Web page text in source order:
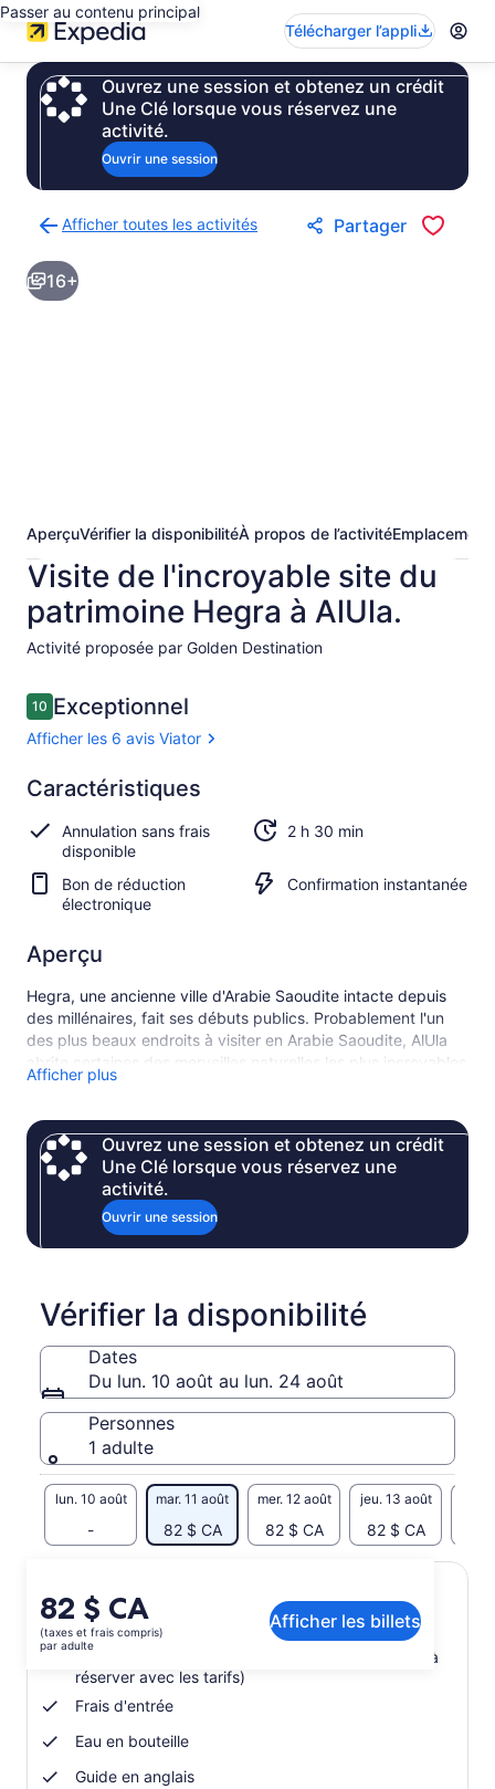
Passer au contenu principal
Télécharger l’appli
Ouvrez une session et obtenez un crédit
Une Clé lorsque vous réservez une
activité.
Ouvrir une session
Afficher toutes les activités
à
la
page
Partager
16+
AperçuVérifier la disponibilitéÀ propos de l’activitéEmplacement
Visite de l'incroyable site du
patrimoine Hegra à AlUla.
Activité proposée par Golden Destination
Avis
1010 sur 10 –
Exceptionnel
Afficher les 6 avis Viator
10.0
10.0 sur 10
Exceptionnel
Afficher
les
6 avis
Viator
Caractéristiques
Annulation sans frais
disponible
2 h 30 min
Bon de réduction
électronique
Confirmation instantanée
Aperçu
Hegra, une ancienne ville d'Arabie Saoudite intacte depuis
des millénaires, fait ses débuts publics. Probablement l'un
des plus beaux endroits à visiter en Arabie Saoudite, AlUla
abrite certaines des merveilles naturelles les plus incroyables
que vous verrez dans le pays. C'est un lieu plein d'histoire et
classé au patrimoine mondial de l'UNESCO, niché dans le
désert du nord-ouest. Émerveillez-vous devant les tombes
anciennes datant de 7 000 ans de civilisation et les superbes
formations rocheuses comme l'Elephant Rock de 52 mètres.
Profitez de la luxuriante oasis d'AlUla, des sports d'aventure
et des installations artistiques innovantes.
Afficher plus
Ouvrez une session et obtenez un crédit
Une Clé lorsque vous réservez une
activité.
Ouvrir une session
Vérifier la disponibilité
Dates
Du lun. 10 août au lun. 24 août
Personnes
1 adulte
lun. 10 août
-
mar. 11 août
82 $ CA
mer. 12 août
82 $ CA
jeu. 13 août
82 $ CA
Le
prix
est
de 82 $ CA.
adulte
82 $ CA
(taxes et frais compris)
par adulte
Afficher les billets
Inclusions et exclusions
Prise en charge à votre hôtel à AlUla (Facultatif - à
réserver avec les tarifs)
Frais d'entrée
Eau en bouteille
Guide en anglais